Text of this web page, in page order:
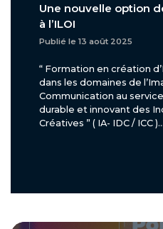
Une nouvelle option
à l’ILOI
Publié le 13 août 2025
“ Formation en création
dans les domaines de
Communication au
durable et innovant des
Créatives ” ( IA- IDC / ICC )...